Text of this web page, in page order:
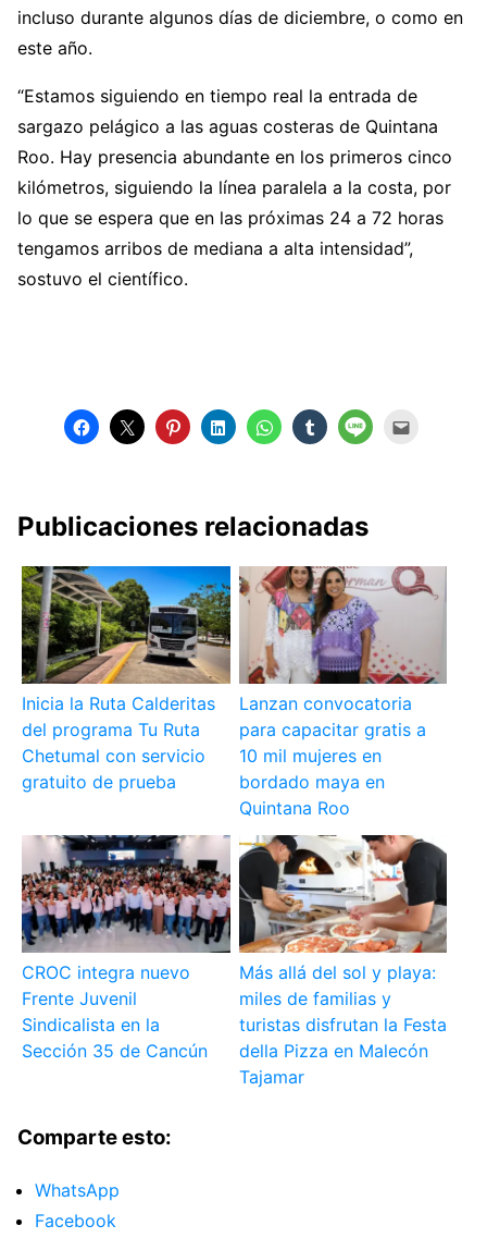
incluso durante algunos días de diciembre, o como en
este año.
“Estamos siguiendo en tiempo real la entrada de
sargazo pelágico a las aguas costeras de Quintana
Roo. Hay presencia abundante en los primeros cinco
kilómetros, siguiendo la línea paralela a la costa, por
lo que se espera que en las próximas 24 a 72 horas
tengamos arribos de mediana a alta intensidad”,
sostuvo el científico.
Publicaciones relacionadas
Inicia la Ruta Calderitas
del programa Tu Ruta
Chetumal con servicio
gratuito de prueba
Lanzan convocatoria
para capacitar gratis a
10 mil mujeres en
bordado maya en
Quintana Roo
CROC integra nuevo
Frente Juvenil
Sindicalista en la
Sección 35 de Cancún
Más allá del sol y playa:
miles de familias y
turistas disfrutan la Festa
della Pizza en Malecón
Tajamar
Comparte esto:
WhatsApp
Facebook